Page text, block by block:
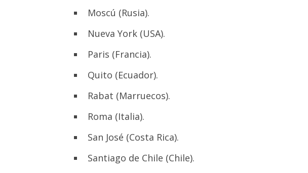
Moscú (Rusia).
Nueva York (USA).
Paris (Francia).
Quito (Ecuador).
Rabat (Marruecos).
Roma (Italia).
San José (Costa Rica).
Santiago de Chile (Chile).